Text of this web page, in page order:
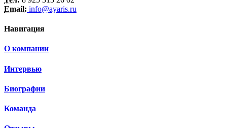
Email: info@ayaris.ru
Навигация
О компании
Интервью
Биографии
Команда